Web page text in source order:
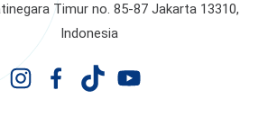
Timur no. 85-87 Jakarta 13310,
Indonesia